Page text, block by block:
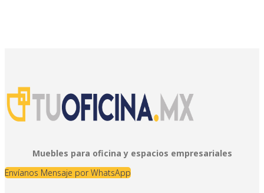
Muebles para oficina y espacios empresariales
Envíanos Mensaje por WhatsApp